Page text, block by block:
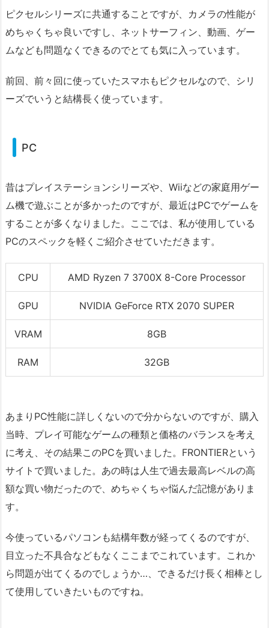
ピクセルシリーズに共通することですが、カメラの性能が
めちゃくちゃ良いですし、ネットサーフィン、動画、ゲー
ムなども問題なくできるのでとても気に入っています。
前回、前々回に使っていたスマホもピクセルなので、シリ
ーズでいうと結構長く使っています。
PC
昔はプレイステーションシリーズや、Wiiなどの家庭用ゲー
ム機で遊ぶことが多かったのですが、最近はPCでゲームを
することが多くなりました。ここでは、私が使用している
PCのスペックを軽くご紹介させていただきます。
CPU AMD Ryzen 7 3700X 8-Core Processor
GPU NVIDIA GeForce RTX 2070 SUPER
VRAM 8GB
RAM 32GB
あまりPC性能に詳しくないので分からないのですが、購入
当時、プレイ可能なゲームの種類と価格のバランスを考え
に考え、その結果このPCを買いました。FRONTIERという
サイトで買いました。あの時は人生で過去最高レベルの高
額な買い物だったので、めちゃくちゃ悩んだ記憶がありま
す。
今使っているパソコンも結構年数が経ってくるのですが、
目立った不具合などもなくここまでこれています。これか
ら問題が出てくるのでしょうか…、できるだけ長く相棒とし
て使用していきたいものですね。